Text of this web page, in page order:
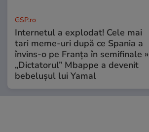
GSP.ro
Internetul a explodat! Cele mai
tari meme-uri după ce Spania a
învins-o pe Franța în semifinale »
„Dictatorul” Mbappe a devenit
bebelușul lui Yamal